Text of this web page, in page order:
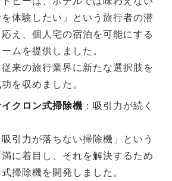
を体験したい」という旅行者の潜
え、個人宅の宿泊を可能にする
ムを提供しました。
来の旅行業界に新たな選択肢を
を収めました。
クロン式掃除機 ：吸引力が続く
引力が落ちない掃除機」という
に着目し、それを解決するため
掃除機を開発しました。